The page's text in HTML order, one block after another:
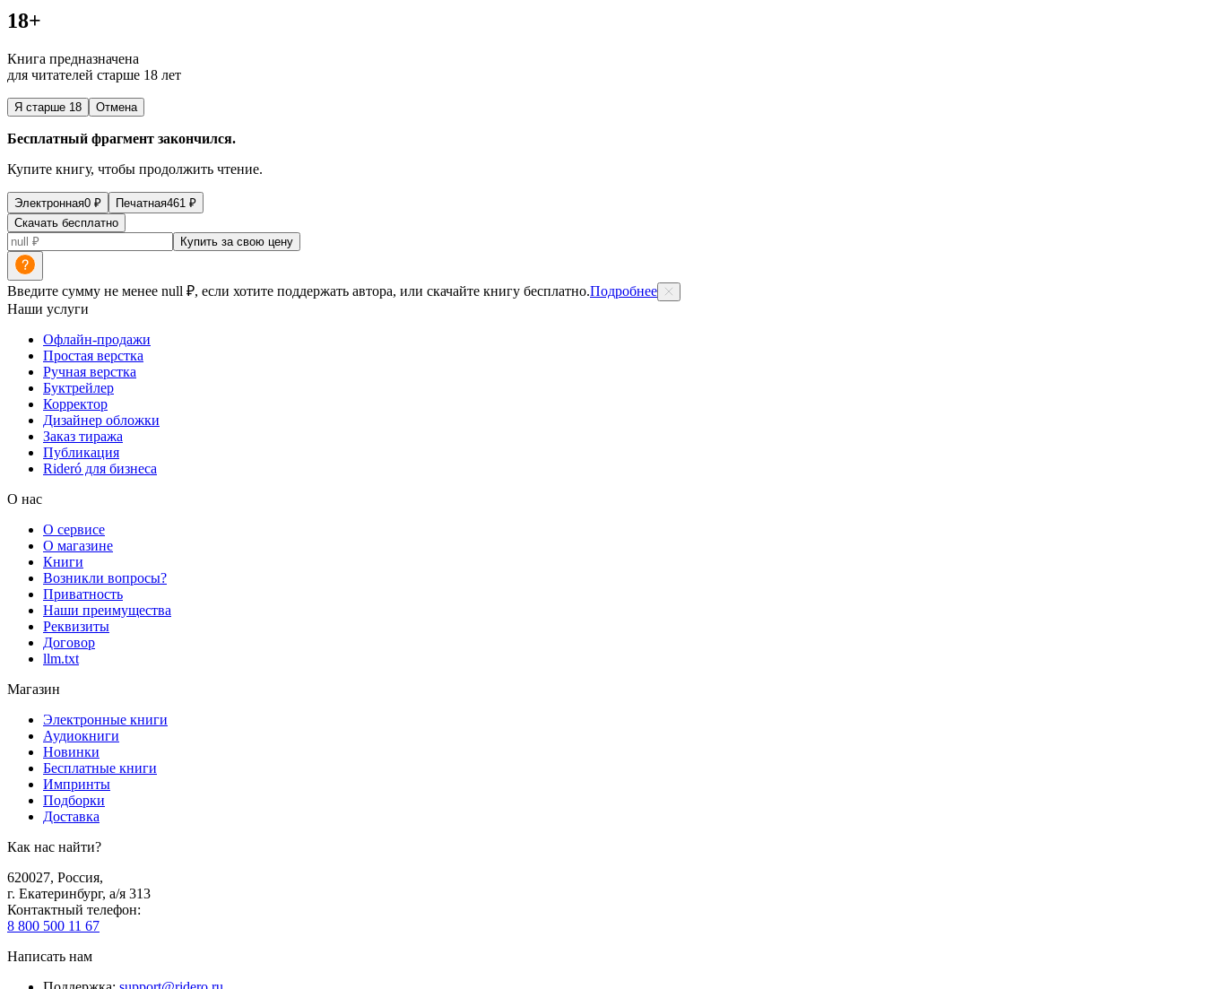
18+
Книга предназначена
для читателей старше 18 лет
Я старше 18 Отмена
Бесплатный фрагмент закончился.
Купите книгу, чтобы продолжить чтение.
Электронная0 ₽ Печатная461 ₽
Скачать бесплатно
Купить за свою цену
Введите сумму не менее null ₽, если хотите поддержать автора, или скачайте книгу бесплатно.Подробнее
Наши услуги
Офлайн-продажи
Простая верстка
Ручная верстка
Буктрейлер
Корректор
Дизайнер обложки
Заказ тиража
Публикация
Rideró для бизнеса
О нас
О сервисе
О магазине
Книги
Возникли вопросы?
Приватность
Наши преимущества
Реквизиты
Договор
llm.txt
Магазин
Электронные книги
Аудиокниги
Новинки
Бесплатные книги
Импринты
Подборки
Доставка
Как нас найти?
620027, Россия,
г. Екатеринбург, а/я 313
Контактный телефон:
8 800 500 11 67
Написать нам